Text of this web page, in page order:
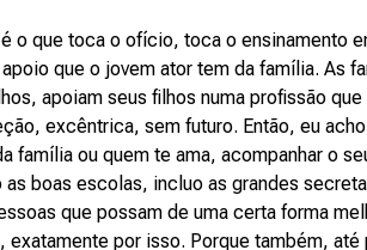
o que toca o ofício, toca o ensinamento
que o jovem ator tem da família. As
apoiam seus filhos numa profissão
excêntrica, sem futuro. Então, eu
família ou quem te ama, acompanhar o
boas escolas, incluo as grandes
que possam de uma certa forma
exatamente por isso. Porque também,